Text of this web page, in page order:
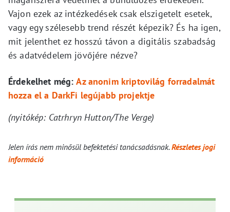
Vajon ezek az intézkedések csak elszigetelt esetek,
vagy egy szélesebb trend részét képezik? És ha igen,
mit jelenthet ez hosszú távon a digitális szabadság
és adatvédelem jövőjére nézve?
Érdekelhet még: Az anonim kriptovilág forradalmát
hozza el a DarkFi legújabb projektje
(nyitókép: Catrhryn Hutton/The Verge)
Jelen írás nem minősül befektetési tanácsadásnak.Részletes jogi
információ